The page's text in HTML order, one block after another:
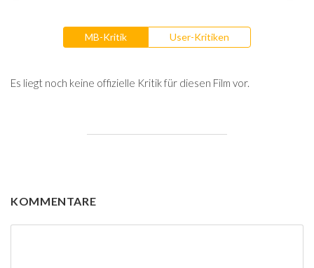
MB-Kritik User-Kritiken
Es liegt noch keine offizielle Kritik für diesen Film vor.
KOMMENTARE